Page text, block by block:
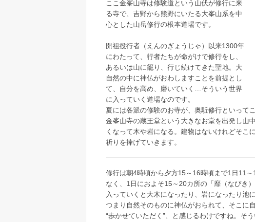
ここ金峯山寺は修験道という山伏が修行に来
る寺で、吉野から熊野にいたる大峯山系を中
心とした山岳修行の根本道場です。
開祖役行者（えんのぎょうじゃ）以来1300年
にわたって、行者たちが命がけで修行をし、
あるいは山に籠り、行じ続けてきた聖地。大
自然の中に神仏がおわしますことを前提とし
て、自分を高め、磨いていく…そういう世界
に入っていく道場なのです。
夏には各派の修験のお寺が、奥駈修行といって
金峯山寺の蔵王堂という大きなお堂を出発し山
くなって木や岩になる。建物はないけれどそこ
祈りを捧げていきます。
修行は朝4時頃から夕方15～16時頃まで1日11
なく、1日におよそ15～20カ所の「靡（なびき
入っていくと大木になったり、岩になったり池
つまり自然そのものに神仏がおられて、そこに
“歩かせていただく”、と感じるわけですね。そ